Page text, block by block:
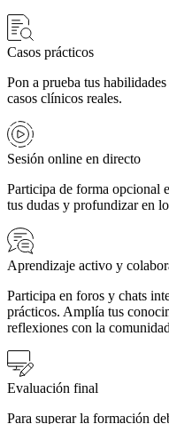
Casos prácticos
Pon a prueba tus
casos clínicos reales.
Sesión online en directo
Participa de forma opcional
tus dudas y profundizar en
Aprendizaje activo y
Participa en foros y chats
prácticos. Amplía tus
reflexiones con la
Evaluación final
Para superar la formación